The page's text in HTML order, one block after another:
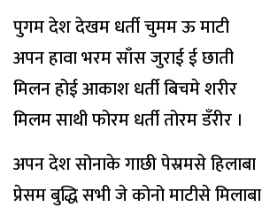
पुगम देश देखम धर्ती चुमम ऊ माटी
अपन हावा भरम साँस जुराई ई छाती
मिलन होई आकाश धर्ती बिचमे शरीर
मिलम साथी फोरम धर्ती तोरम डँरीर ।
अपन देश सोनाके गाछी पेस्रमसे हिलाबा
प्रेसम बुद्धि सभी जे कोनो माटीसे मिलाबा